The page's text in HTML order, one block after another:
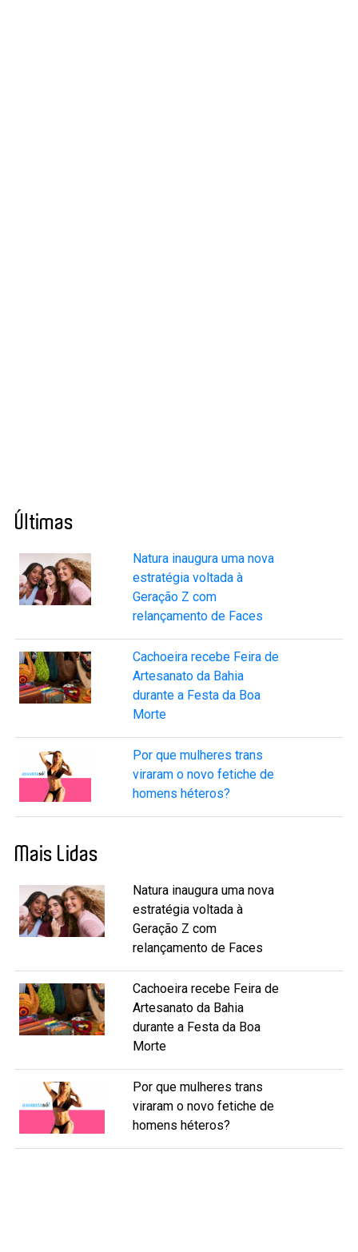
Últimas
Natura inaugura uma nova
estratégia voltada à
Geração Z com
relançamento de Faces
Cachoeira recebe Feira de
Artesanato da Bahia
durante a Festa da Boa
Morte
Por que mulheres trans
viraram o novo fetiche de
homens héteros?
Mais Lidas
Natura inaugura uma nova
estratégia voltada à
Geração Z com
relançamento de Faces
Cachoeira recebe Feira de
Artesanato da Bahia
durante a Festa da Boa
Morte
Por que mulheres trans
viraram o novo fetiche de
homens héteros?